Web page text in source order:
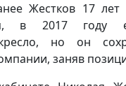
Жестков 17 лет
в 2017 году
но он
заняв